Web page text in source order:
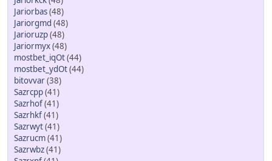
Jariorbas(48)
Jariorgmd (48)
Jarioruzp(48)
Jariormyx(48)
mostbet_iqOt(44)
mostbet_ydOt(44)
bitovvar(38)
Sazrcpp(41)
Sazrhof(41)
Sazrhkf(41)
Sazrwyt(41)
Sazrucm(41)
Sazrwbz(41)